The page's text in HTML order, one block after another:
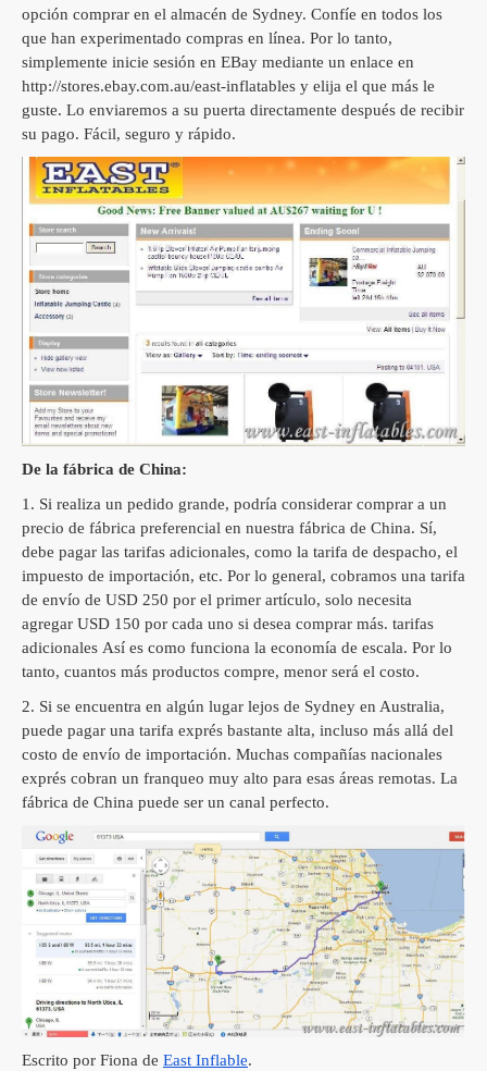
opción comprar en el almacén de Sydney. Confíe en todos los
que han experimentado compras en línea. Por lo tanto,
simplemente inicie sesión en EBay mediante un enlace en
http://stores.ebay.com.au/east-inflatables y elija el que más le
guste. Lo enviaremos a su puerta directamente después de recibir
su pago. Fácil, seguro y rápido.
De la fábrica de China:
1. Si realiza un pedido grande, podría considerar comprar a un
precio de fábrica preferencial en nuestra fábrica de China. Sí,
debe pagar las tarifas adicionales, como la tarifa de despacho, el
impuesto de importación, etc. Por lo general, cobramos una tarifa
de envío de USD 250 por el primer artículo, solo necesita
agregar USD 150 por cada uno si desea comprar más. tarifas
adicionales Así es como funciona la economía de escala. Por lo
tanto, cuantos más productos compre, menor será el costo.
2. Si se encuentra en algún lugar lejos de Sydney en Australia,
puede pagar una tarifa exprés bastante alta, incluso más allá del
costo de envío de importación. Muchas compañías nacionales
exprés cobran un franqueo muy alto para esas áreas remotas. La
fábrica de China puede ser un canal perfecto.
Escrito por Fiona de East Inflable.